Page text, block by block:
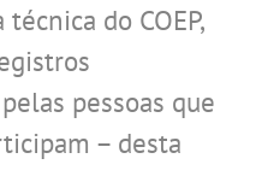
do COEP,
pessoas que
– desta